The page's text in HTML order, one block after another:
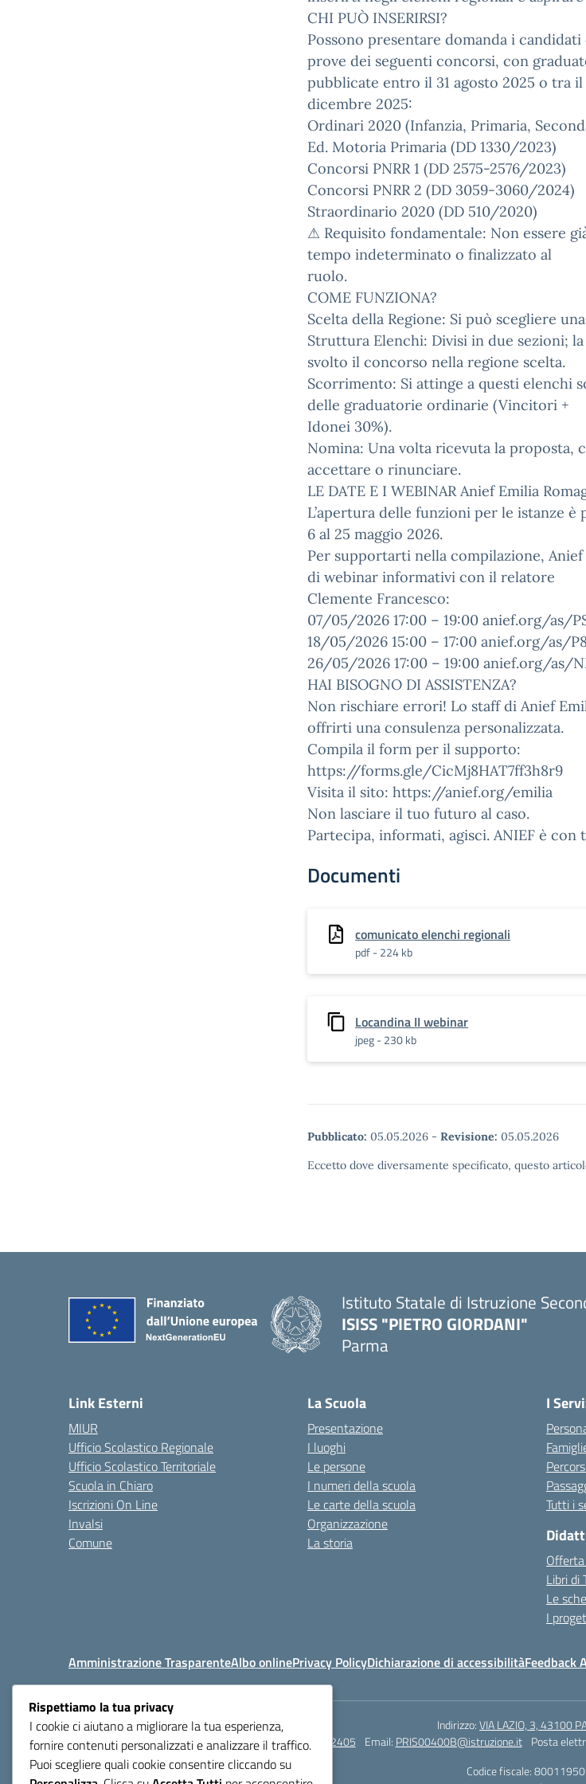
CHI PUÒ INSERIRSI?
Possono presentare domanda i
prove dei seguenti concorsi, con
pubblicate entro il 31 agosto 2025 o tra il
dicembre 2025:
Ordinari 2020 (Infanzia, Primaria,
Ed. Motoria Primaria (DD 1330/2023)
Concorsi PNRR 1 (DD 2575-2576/2023)
Concorsi PNRR 2 (DD 3059-3060/2024)
Straordinario 2020 (DD 510/2020)
⚠ Requisito fondamentale: Non essere
tempo indeterminato o finalizzato al
ruolo.
COME FUNZIONA?
Scelta della Regione: Si può scegliere
Struttura Elenchi: Divisi in due sezioni;
svolto il concorso nella regione scelta.
Scorrimento: Si attinge a questi elenchi
delle graduatorie ordinarie (Vincitori +
Idonei 30%).
Nomina: Una volta ricevuta la proposta,
accettare o rinunciare.
LE DATE E I WEBINAR Anief Emilia
L’apertura delle funzioni per le istanze è
6 al 25 maggio 2026.
Per supportarti nella compilazione,
di webinar informativi con il relatore
Clemente Francesco:
07/05/2026 17:00 – 19:00 anief.org/as/
18/05/2026 15:00 – 17:00 anief.org/as/
26/05/2026 17:00 – 19:00 anief.org/as/
HAI BISOGNO DI ASSISTENZA?
Non rischiare errori! Lo staff di Anief
offrirti una consulenza personalizzata.
Compila il form per il supporto:
https://forms.gle/CicMj8HAT7ff3h8r9
Visita il sito: https://anief.org/emilia
Non lasciare il tuo futuro al caso.
Partecipa, informati, agisci. ANIEF è con
Documenti
comunicato elenchi regionali
pdf - 224 kb
Locandina II webinar
jpeg - 230 kb
Pubblicato: 05.05.2026 - Revisione: 05.05.2026
Eccetto dove diversamente specificato, questo
Istituto Statale di Istruzione
ISISS "PIETRO GIORDANI"
Parma
Link Esterni
MIUR
Ufficio Scolastico Regionale
Ufficio Scolastico Territoriale
Scuola in Chiaro
Iscrizioni On Line
Invalsi
Comune
La Scuola
Presentazione
I luoghi
Le persone
I numeri della scuola
Le carte della scuola
Organizzazione
La storia
I
Tutti i
Libri di
Le
I
Amministrazione TrasparenteAlbo onlinePrivacy PolicyDichiarazione di accessibilitàFeedback
Indirizzo:VIA LAZIO, 3, 43100
Centralino:0521272405 Email: PRIS00400B@istruzione.it Posta
Codice fiscale:
Rispettiamo la tua privacy
I cookie ci aiutano a migliorare la tua esperienza,
fornire contenuti personalizzati e analizzare il traffico.
Puoi scegliere quali cookie consentire cliccando su